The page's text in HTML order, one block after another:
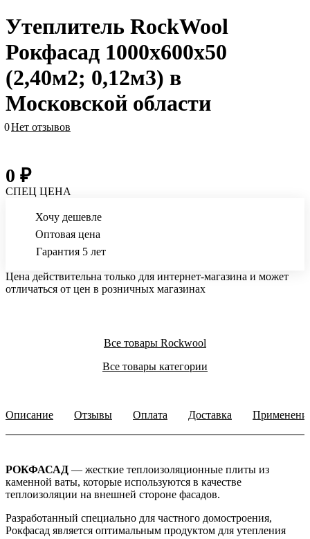
Утеплитель RockWool
Рокфасад 1000х600х50
(2,40м2; 0,12м3) в
Московской области
0Нет отзывов
0 ₽
СПЕЦ ЦЕНА
Хочу дешевле
Оптовая цена
Гарантия 5 лет
Цена действительна только для интернет-магазина и может
отличаться от цен в розничных магазинах
Все товары Rockwool
Все товары категории
Описание Отзывы Оплата Доставка
РОКФАСАД — жесткие теплоизоляционные плиты из
каменной ваты, которые используются в качестве
теплоизоляции на внешней стороне фасадов.
Разработанный специально для частного домостроения,
Рокфасад является оптимальным продуктом для утепления